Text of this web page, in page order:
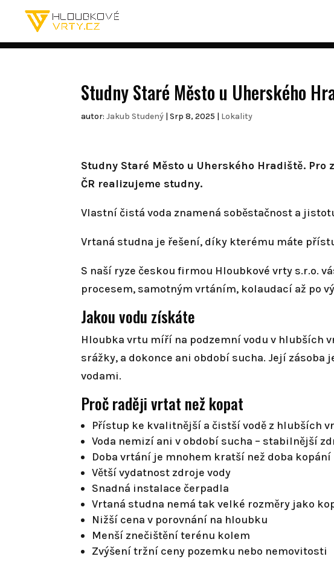
Studny Staré Město u Uherského
autor:Jakub Studený |Srp 8, 2025 | Lokality
Studny Staré Město u Uherského Hradiště.
ČR realizujeme studny.
Vlastní čistá voda znamená soběstačnost a
Vrtaná studna je řešení, díky kterému máte
S naší ryze českou firmou Hloubkové vrty s.r.o.
procesem, samotným vrtáním, kolaudací až po
Jakou vodu získáte
Hloubka vrtu míří na podzemní vodu v hlubších
srážky, a dokonce ani období sucha. Její
vodami.
Proč raději vrtat než kopat
Přístup ke kvalitnější a čistší vodě z hlubších
Voda nemizí ani v období sucha – stabilnější
Doba vrtání je mnohem kratší než doba kopání
Větší vydatnost zdroje vody
Snadná instalace čerpadla
Vrtaná studna nemá tak velké rozměry jako
Nižší cena v porovnání na hloubku
Menší znečištění terénu kolem
Zvýšení tržní ceny pozemku nebo nemovitosti